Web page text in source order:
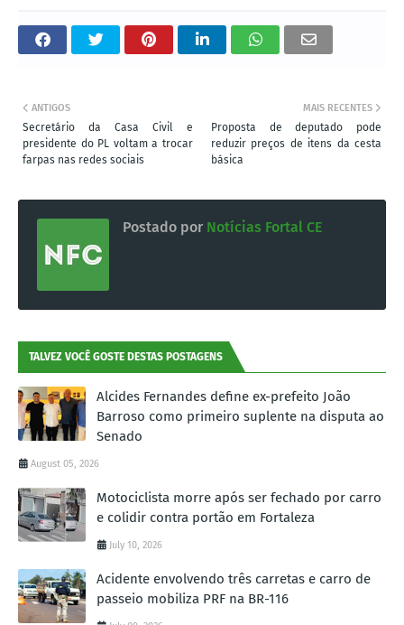
MAIS RECENTES
Proposta de deputado pode
reduzir preços de itens da cesta
básica
ANTIGOS
Secretário da Casa Civil e
presidente do PL voltam a trocar
farpas nas redes sociais
Postado por Notícias Fortal CE
TALVEZ VOCÊ GOSTE DESTAS POSTAGENS
Alcides Fernandes define ex-prefeito João
Barroso como primeiro suplente na disputa ao
Senado
August 05, 2026
Motociclista morre após ser fechado por carro
e colidir contra portão em Fortaleza
July 10, 2026
Acidente envolvendo três carretas e carro de
passeio mobiliza PRF na BR-116